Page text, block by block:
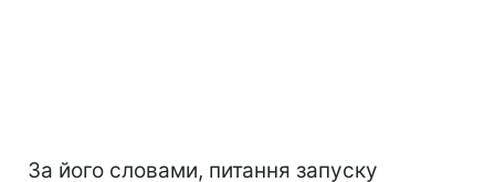
За його словами, питання запуску